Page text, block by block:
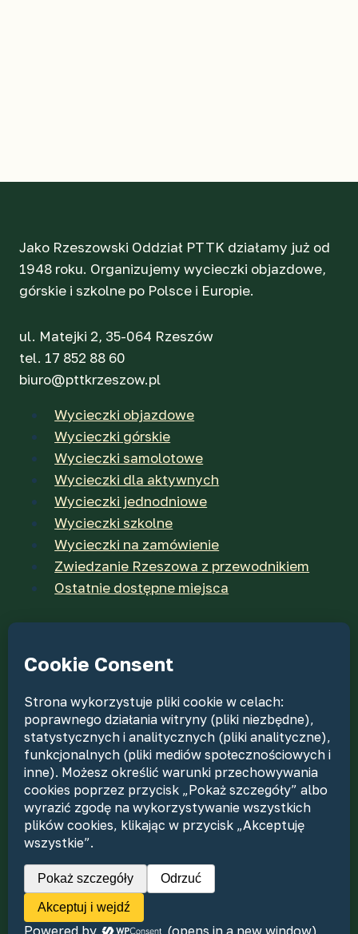
Jako Rzeszowski Oddział PTTK działamy już od
1948 roku. Organizujemy wycieczki objazdowe,
górskie i szkolne po Polsce i Europie.
ul. Matejki 2, 35-064 Rzeszów
tel. 17 852 88 60
biuro@pttkrzeszow.pl
Wycieczki objazdowe
Wycieczki górskie
Wycieczki samolotowe
Wycieczki dla aktywnych
Wycieczki jednodniowe
Wycieczki szkolne
Wycieczki na zamówienie
Zwiedzanie Rzeszowa z przewodnikiem
Ostatnie dostępne miejsca
Nasze katalogi wycieczek
Dokumenty
Dla agentów
Nasi piloci
© 2026 PTTK Rzeszów Biuro Podróży